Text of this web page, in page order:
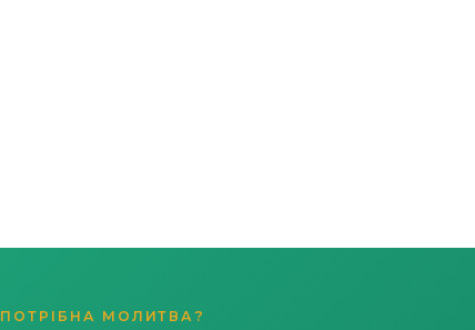
ПОТРІБНА МОЛИТВА?